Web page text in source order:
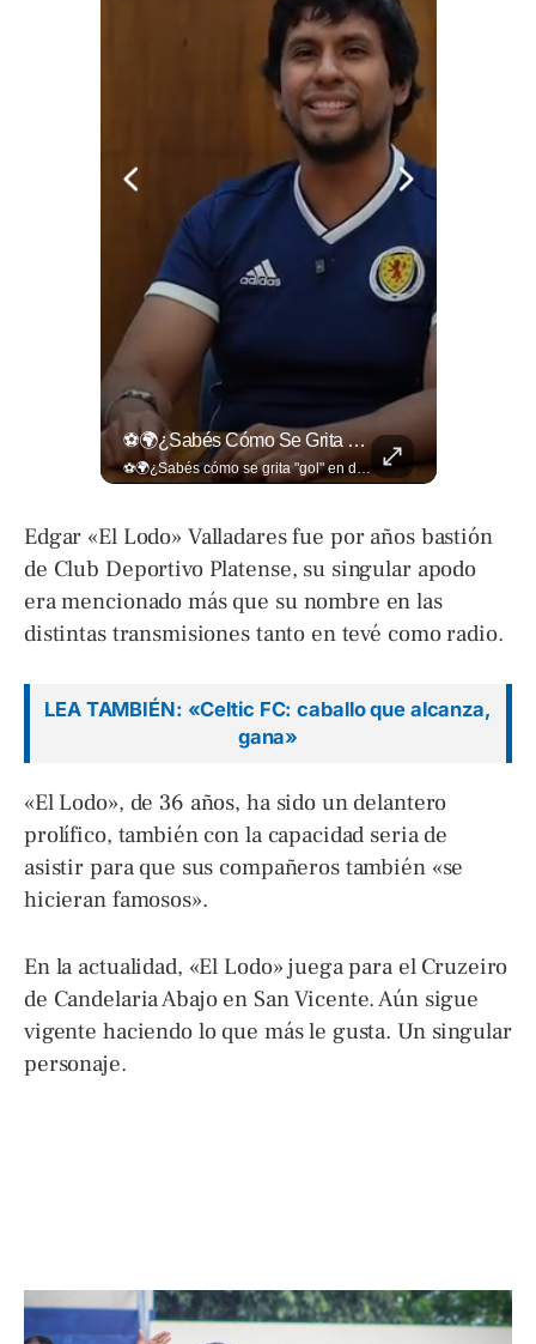
⚽🌍¿Sabés Cómo Se Grita "gol" En Distintos Rincones Del Mundo?
⚽🌍¿Sabés cómo se grita "gol" en distintos rincones del mundo? Descubrí cómo celebran la palabra más emocionante del fútbol en los países que disputan el Mundial 2026. Encuentra más en ➡️ eldiariodehoy.com #Deportes #Mundial2026
Edgar «El Lodo» Valladares fue por años bastión
de Club Deportivo Platense, su singular apodo
era mencionado más que su nombre en las
distintas transmisiones tanto en tevé como radio.
LEA TAMBIÉN: «Celtic FC: caballo que alcanza,
gana»
«El Lodo», de 36 años, ha sido un delantero
prolífico, también con la capacidad seria de
asistir para que sus compañeros también «se
hicieran famosos».
En la actualidad, «El Lodo» juega para el Cruzeiro
de Candelaria Abajo en San Vicente. Aún sigue
vigente haciendo lo que más le gusta. Un singular
personaje.